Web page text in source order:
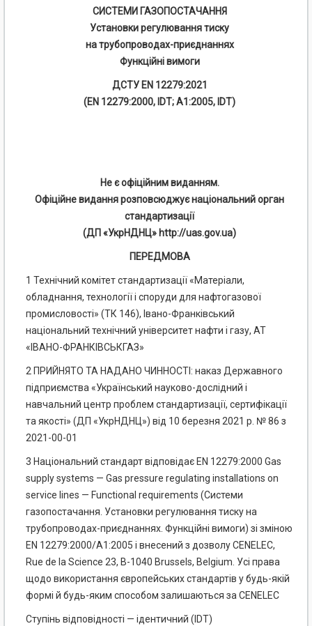
СИСТЕМИ ГАЗОПОСТАЧАННЯ
Установки регулювання тиску
на трубопроводах-приєднаннях
Функційні вимоги
ДСТУ EN 12279:2021
(EN 12279:2000, IDT; А1:2005, IDT)
Не є офіційним виданням.
Офіційне видання розповсюджує національний орган
стандартизації
(ДП «УкрНДНЦ» http://uas.gov.ua)
ПЕРЕДМОВА
1 Технічний комітет стандартизації «Матеріали,
обладнання, технології і споруди для нафтогазової
промисловості» (ТК 146), Івано-Франківський
національний технічний університет нафти і газу, AT
«ІВАНО-ФРАНКІВСЬКГАЗ»
2 ПРИЙНЯТО ТА НАДАНО ЧИННОСТІ: наказ Державного
підприємства «Український науково-дослідний і
навчальний центр проблем стандартизації, сертифікації
та якості» (ДП «УкрНДНЦ») від 10 березня 2021 р. № 86 з
2021-00-01
3 Національний стандарт відповідає EN 12279:2000 Gas
supply systems — Gas pressure regulating installations on
service lines — Functional requirements (Системи
газопостачання. Установки регулювання тиску на
трубопроводах-приєднаннях. Функційні вимоги) зі зміною
EN 12279:2000/А1:2005 і внесений з дозволу CENELEC,
Rue de la Science 23, B-1040 Brussels, Belgium. Усі права
щодо використання європейських стандартів у будь-якій
формі й будь-яким способом залишаються за CENELEC
Ступінь відповідності — ідентичний (IDT)